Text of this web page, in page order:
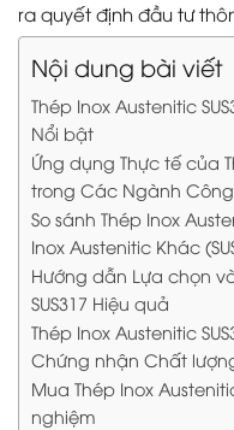
ra quyết định đầu tư
Nội dung bài viết
Thép Inox Austenitic
Nổi bật
Ứng dụng Thực tế của
trong Các Ngành
So sánh Thép Inox
Inox Austenitic Khác
Hướng dẫn Lựa chọn
SUS317 Hiệu quả
Thép Inox Austenitic
Chứng nhận Chất
Mua Thép Inox
nghiệm